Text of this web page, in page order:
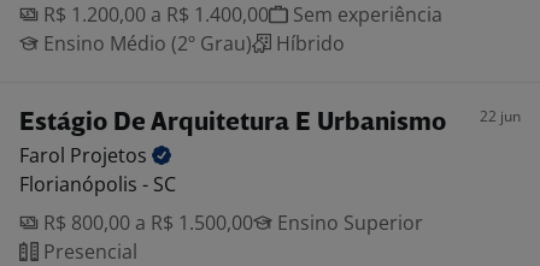
R$ 1.200,00 a R$ 1.400,00
Sem experiência
Ensino Médio (2º Grau)
Híbrido
Estágio De Arquitetura E Urbanismo 22 jun
Farol Projetos
Florianópolis - SC
R$ 800,00 a R$ 1.500,00
Ensino Superior
Presencial